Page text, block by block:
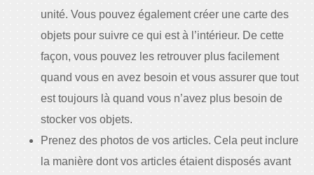
unité. Vous pouvez également créer une carte des
objets pour suivre ce qui est à l’intérieur. De cette
façon, vous pouvez les retrouver plus facilement
quand vous en avez besoin et vous assurer que tout
est toujours là quand vous n’avez plus besoin de
stocker vos objets.
Prenez des photos de vos articles. Cela peut inclure
la manière dont vos articles étaient disposés avant